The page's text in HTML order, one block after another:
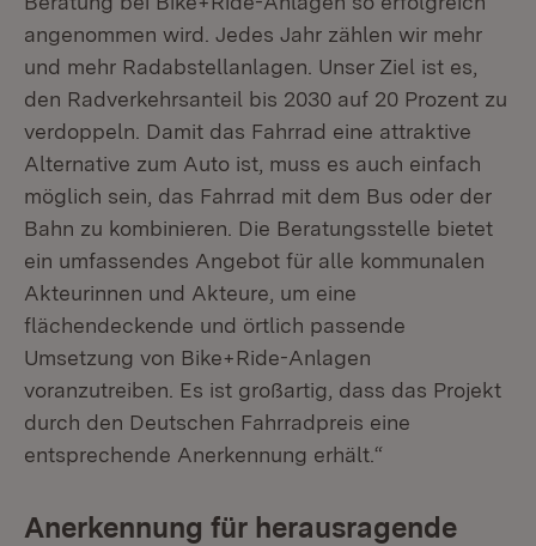
angenommen wird. Jedes Jahr zählen wir mehr
und mehr Radabstellanlagen. Unser Ziel ist es,
den Radverkehrsanteil bis 2030 auf 20 Prozent zu
verdoppeln. Damit das Fahrrad eine attraktive
Alternative zum Auto ist, muss es auch einfach
möglich sein, das Fahrrad mit dem Bus oder der
Bahn zu kombinieren. Die Beratungsstelle bietet
ein umfassendes Angebot für alle kommunalen
Akteurinnen und Akteure, um eine
flächendeckende und örtlich passende
Umsetzung von Bike+Ride-Anlagen
voranzutreiben. Es ist großartig, dass das Projekt
durch den Deutschen Fahrradpreis eine
entsprechende Anerkennung erhält.“
Anerkennung für herausragende